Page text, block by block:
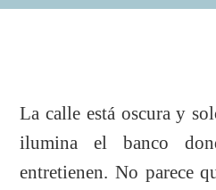
La calle está oscura y
ilumina el banco
entretienen. No parece